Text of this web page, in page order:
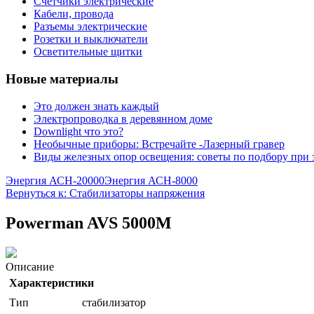
Кабели, провода
Разъемы электрические
Розетки и выключатели
Осветительные щитки
Новые материалы
Это должен знать каждый
Электропроводка в деревянном доме
Downlight что это?
Необычные приборы: Встречайте -Лазерный гравер
Виды железных опор освещения: советы по подбору при
Энергия АСН-20000Энергия АСН-8000
Вернуться к: Стабилизаторы напряжения
Powerman AVS 5000M
Описание
Характеристики
Тип
стабилизатор